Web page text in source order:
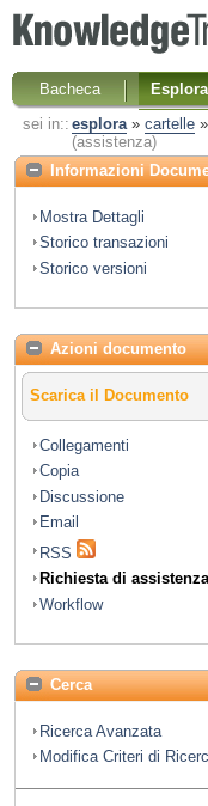
Bacheca
sei in:: esplora» cartelle»
(assistenza)
Informazioni
Mostra Dettagli
Storico transazioni
Storico versioni
Azioni documento
Scarica il Documento
Collegamenti
Copia
Discussione
Email
RSS
Richiesta di assistenza
Workflow
Cerca
Ricerca Avanzata
Modifica Criteri di